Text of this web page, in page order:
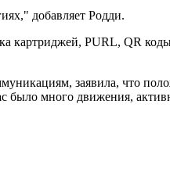
добавляет Родди.
картриджей, PURL, QR
заявила, что
было много движения,